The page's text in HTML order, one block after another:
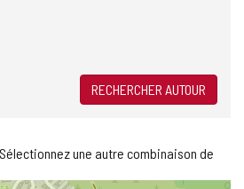
RECHERCHER AUTOUR
une autre combinaison de